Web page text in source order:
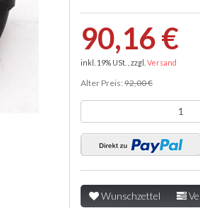
90,16 €
inkl. 19% USt. , zzgl. Versand
Alter Preis: 92,00 €
Wunschzettel